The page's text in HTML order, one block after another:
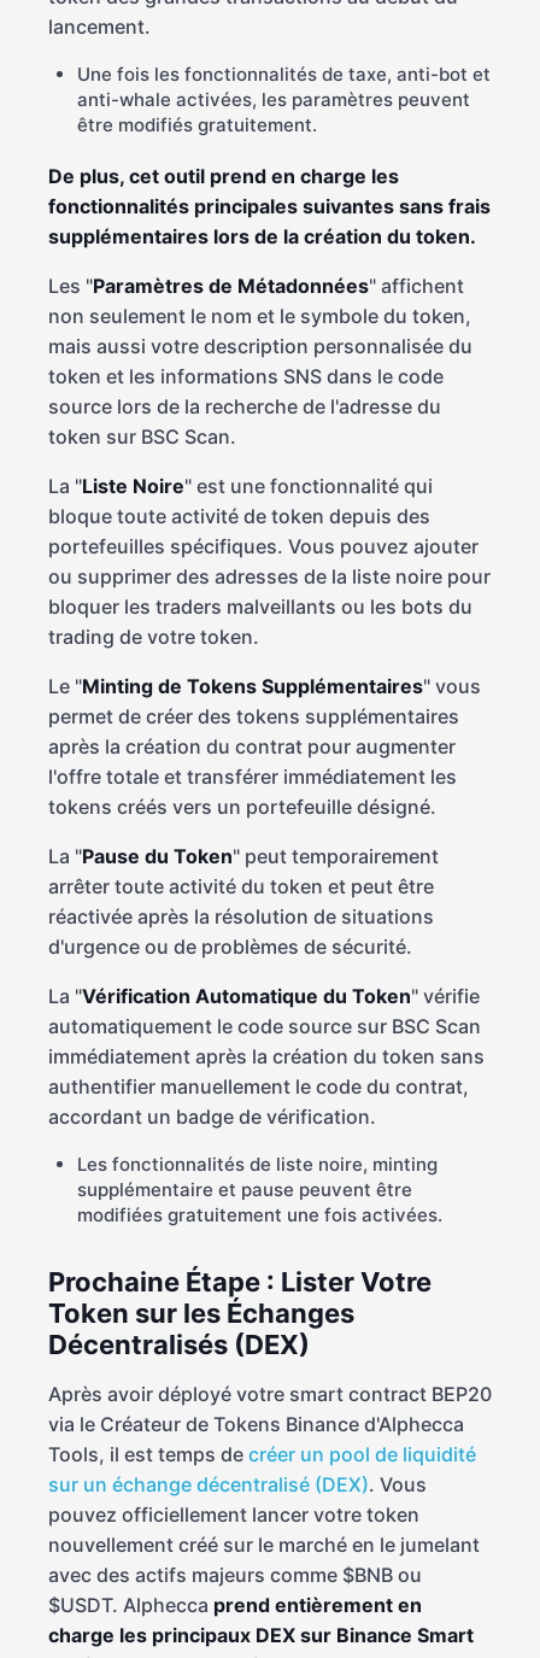
lancement.
Une fois les fonctionnalités de taxe, anti-bot et
anti-whale activées, les paramètres peuvent
être modifiés gratuitement.
De plus, cet outil prend en charge les
fonctionnalités principales suivantes sans frais
supplémentaires lors de la création du token.
Les "Paramètres de Métadonnées" affichent
non seulement le nom et le symbole du token,
mais aussi votre description personnalisée du
token et les informations SNS dans le code
source lors de la recherche de l'adresse du
token sur BSC Scan.
La "Liste Noire" est une fonctionnalité qui
bloque toute activité de token depuis des
portefeuilles spécifiques. Vous pouvez ajouter
ou supprimer des adresses de la liste noire pour
bloquer les traders malveillants ou les bots du
trading de votre token.
Le "Minting de Tokens Supplémentaires" vous
permet de créer des tokens supplémentaires
après la création du contrat pour augmenter
l'offre totale et transférer immédiatement les
tokens créés vers un portefeuille désigné.
La "Pause du Token" peut temporairement
arrêter toute activité du token et peut être
réactivée après la résolution de situations
d'urgence ou de problèmes de sécurité.
La "Vérification Automatique du Token" vérifie
automatiquement le code source sur BSC Scan
immédiatement après la création du token sans
authentifier manuellement le code du contrat,
accordant un badge de vérification.
Les fonctionnalités de liste noire, minting
supplémentaire et pause peuvent être
modifiées gratuitement une fois activées.
Prochaine Étape : Lister Votre
Token sur les Échanges
Décentralisés (DEX)
Après avoir déployé votre smart contract BEP20
via le Créateur de Tokens Binance d'Alphecca
Tools, il est temps de créer un pool de liquidité
sur un échange décentralisé (DEX). Vous
pouvez officiellement lancer votre token
nouvellement créé sur le marché en le jumelant
avec des actifs majeurs comme $BNB ou
$USDT. Alphecca prend entièrement en
charge les principaux DEX sur Binance Smart